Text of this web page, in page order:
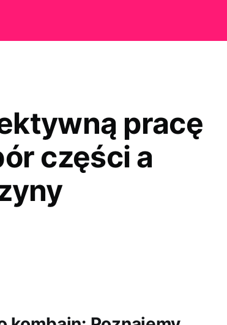
pracę
części a